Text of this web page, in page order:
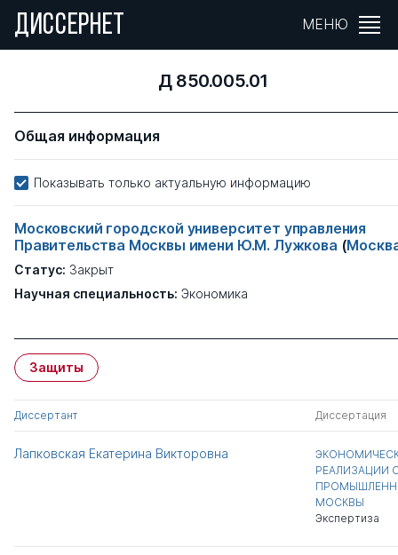
ДИССЕРНЕТ МЕНЮ
Д 850.005.01
Общая информация
Показывать только актуальную информацию
Московский городской университет управления
Правительства Москвы имени Ю.М. Лужкова (
Статус: Закрыт
Научная специальность: Экономика
Защиты
Диссертант Диссертация
Лапковская Екатерина Викторовна
РЕАЛИЗАЦИИ
МОСКВЫ
Экспертиза